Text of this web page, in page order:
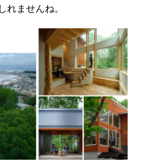
れませんね。